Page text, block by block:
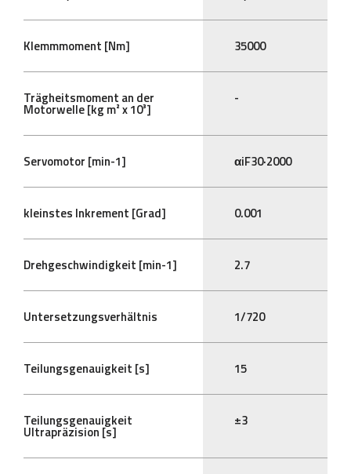
Klemmmoment [Nm] 35000
Trägheitsmoment an der
Motorwelle [kg m² x 10³]
-
Servomotor [min-1] αiF30·2000
kleinstes Inkrement [Grad] 0.001
Drehgeschwindigkeit [min-1] 2.7
Untersetzungsverhältnis 1/720
Teilungsgenauigkeit [s] 15
Teilungsgenauigkeit
Ultrapräzision [s]
±3